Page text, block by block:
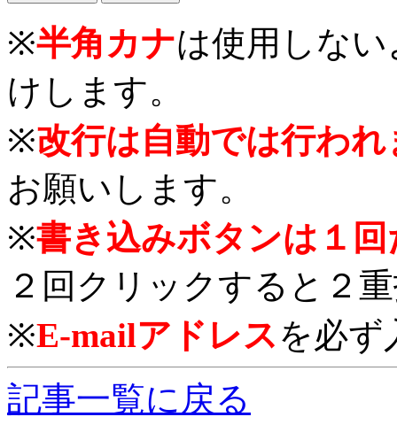
※半角カナは使用しな
けします。
※改行は自動では行わ
お願いします。
※書き込みボタンは１
２回クリックすると２
※E-mailアドレスを必ず
記事一覧に戻る